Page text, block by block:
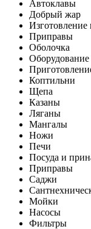
Автоклавы
Добрый жар
Изготовление
Приправы
Оболочка
Оборудование
Коптильни
Щепа
Казаны
Ляганы
Мангалы
Ножи
Печи
Посуда и
Приправы
Саджи
Мойки
Насосы
Фильтры